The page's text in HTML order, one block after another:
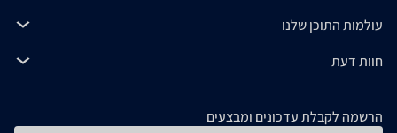
עולמות התוכן שלנו
חוות דעת
הרשמה לקבלת עדכונים ומבצעים